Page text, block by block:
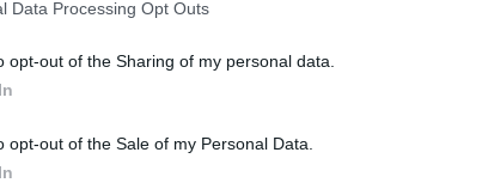
Data Processing Opt Outs
opt-out of the Sharing of my personal data.
opt-out of the Sale of my Personal Data.
pontok szerzésére.
futballkultúrákkal rendelkező nemzetek
majd a Premier League-ben szereplő
években nagy fejlődésen megy keresztül, de
képviselője, a Glasgow Rangers is. A